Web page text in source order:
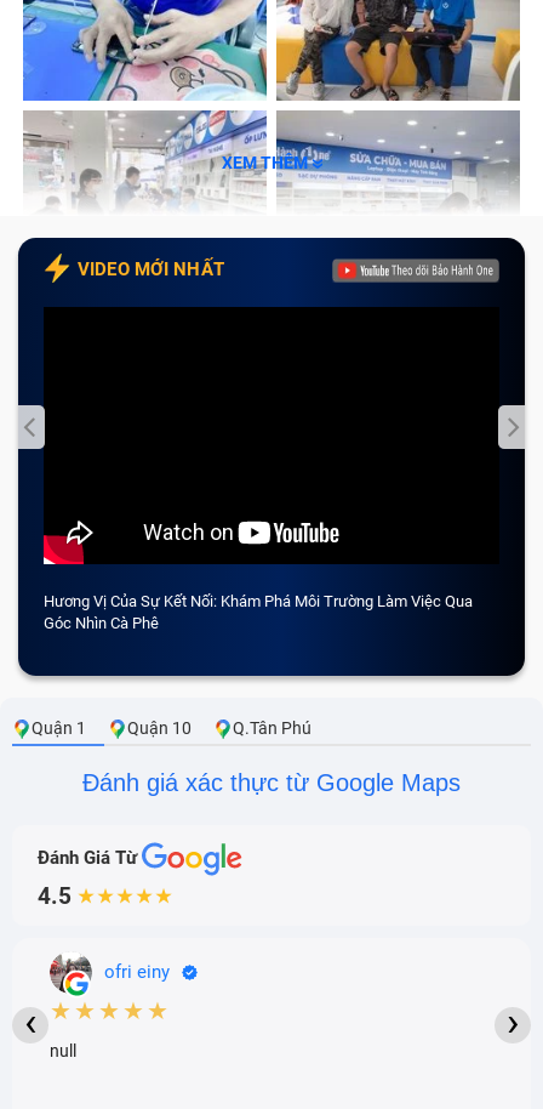
XEM THÊM
VIDEO MỚI NHẤT
Hương Vị Của Sự Kết Nối: Khám Phá Môi Trường Làm Việc Qua
Góc Nhìn Cà Phê
Quận 1 Quận 10 Q.Tân Phú
Đánh giá xác thực từ Google Maps
Đánh Giá Từ
4.5 ★★★★★
ofri einy
★★★★★
null
‹ ›